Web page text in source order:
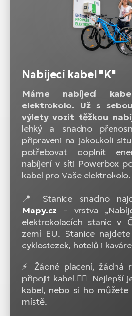
Nabíjecí kabel "K"
Máme nabíjecí
elektrokolo. Už s
výlety vozit těžkou
lehký a snadno
připraveni na jakoukoli
potřebovat doplnit
nabíjení v síti Powerbox
kabel pro Vaše elektrokolo.
📍 Stanice snadno
Mapy.cz – vrstva
elektrokolacích stanic v
zemí EU. Stanice
cyklostezek, hotelů i
⚡ Žádné placení, žádná
připojit kabel.🚴‍♂️ Nejlepší
kabel, nebo si ho
místě.